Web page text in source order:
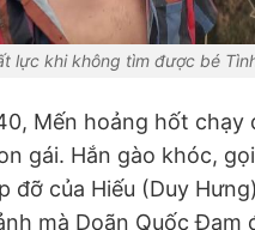
lực khi không tìm được bé
Mến hoảng hốt chạy
gái. Hắn gào khóc,
đỡ của Hiếu (Duy
mà Doãn Quốc Đam